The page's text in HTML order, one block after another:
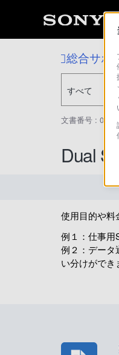
総合サポ
すべて
文書番号 :
Dual
使用目的や料
例１：仕事用
例２：データ
い分けができ